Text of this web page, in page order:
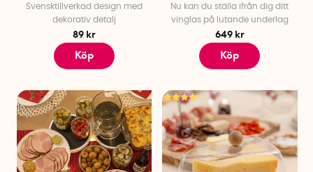
Svensktillverkad design med
dekorativ detalj
89 kr
Köp
Nu kan du ställa ifrån dig ditt
vinglas på lutande underlag
649 kr
Köp